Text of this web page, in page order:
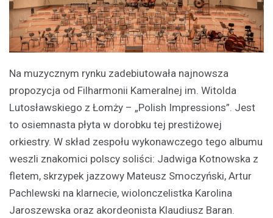
Na muzycznym rynku zadebiutowała najnowsza
propozycja od Filharmonii Kameralnej im. Witolda
Lutosławskiego z Łomży – „Polish Impressions”. Jest
to osiemnasta płyta w dorobku tej prestiżowej
orkiestry. W skład zespołu wykonawczego tego albumu
weszli znakomici polscy soliści: Jadwiga Kotnowska z
fletem, skrzypek jazzowy Mateusz Smoczyński, Artur
Pachlewski na klarnecie, wiolonczelistka Karolina
Jaroszewska oraz akordeonista Klaudiusz Baran.